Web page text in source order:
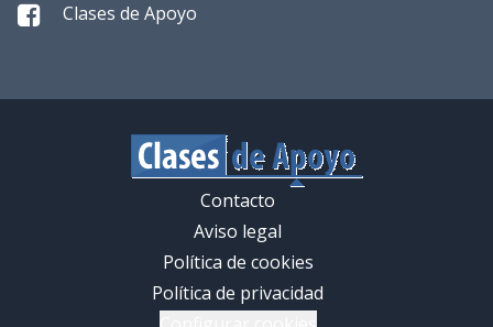
Clases de Apoyo
Contacto
Aviso legal
Política de cookies
Política de privacidad